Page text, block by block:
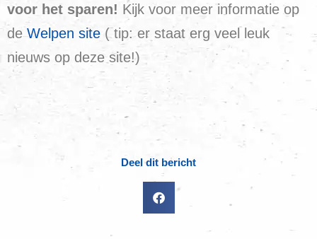
voor het sparen! Kijk voor meer informatie op
de Welpen site ( tip: er staat erg veel leuk
nieuws op deze site!)
Deel dit bericht